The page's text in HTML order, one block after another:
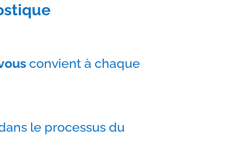
convient à chaque
le processus du